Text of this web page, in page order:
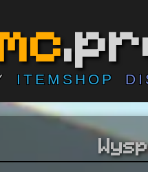
ITEMSHOP